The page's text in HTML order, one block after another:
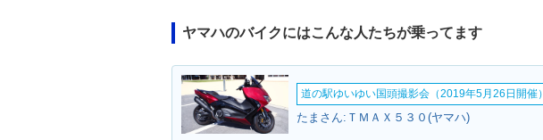
ヤマハのバイクにはこんな人たちが乗ってます
道の駅ゆいゆい国頭撮影会（2019年5月26日開催）
たまさん:ＴＭＡＸ５３０(ヤマハ)